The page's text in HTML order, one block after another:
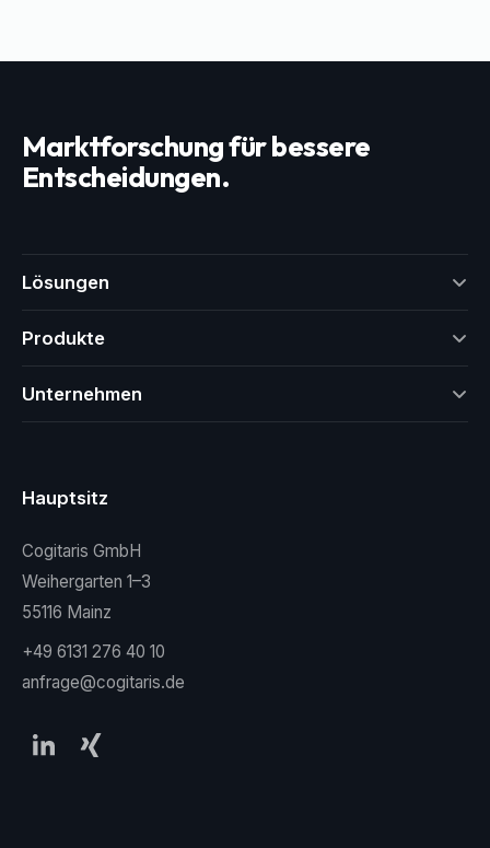
Marktforschung für bessere
Entscheidungen.
Lösungen
Produkte
Unternehmen
Hauptsitz
Cogitaris GmbH
Weihergarten 1–3
55116 Mainz
+49 6131 276 40 10
anfrage@cogitaris.de